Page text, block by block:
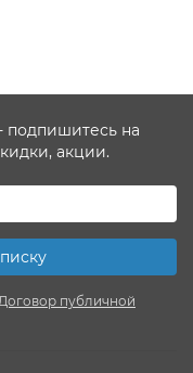
подпишитесь на
акции.
публичной